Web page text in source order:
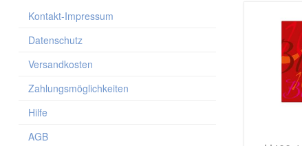
Kontakt-Impressum
Datenschutz
Versandkosten
Zahlungsmöglichkeiten
Hilfe
AGB